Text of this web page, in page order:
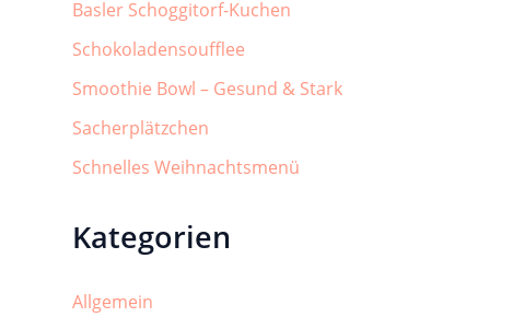
Basler Schoggitorf-Kuchen
Schokoladensoufflee
Smoothie Bowl – Gesund & Stark
Sacherplätzchen
Schnelles Weihnachtsmenü
Kategorien
Allgemein